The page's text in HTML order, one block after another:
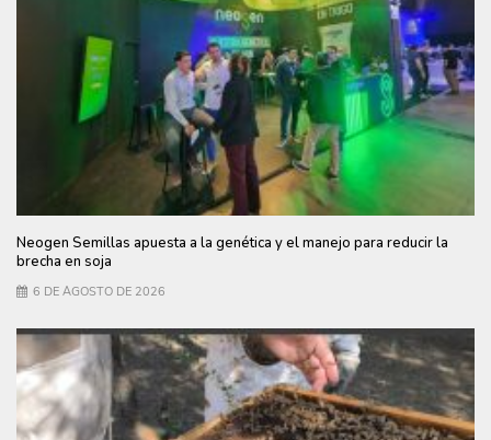
Neogen Semillas apuesta a la genética y el manejo para reducir la
brecha en soja
6 DE AGOSTO DE 2026